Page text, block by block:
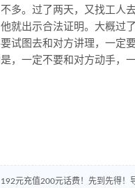
多。过了两天，又找工人
就出示合法证明。大概过
试图去和对方讲理，一定
，一定不要和对方动手，
元充值200元话费！先到先得！